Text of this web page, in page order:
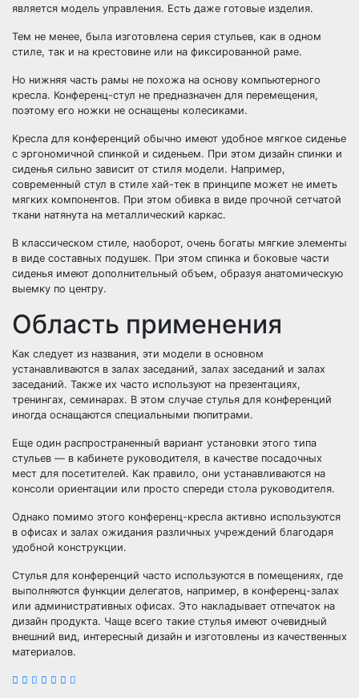
является модель управления. Есть даже готовые изделия.
Тем не менее, была изготовлена ​​серия стульев, как в одном
стиле, так и на крестовине или на фиксированной раме.
Но нижняя часть рамы не похожа на основу компьютерного
кресла. Конференц-стул не предназначен для перемещения,
поэтому его ножки не оснащены колесиками.
Кресла для конференций обычно имеют удобное мягкое сиденье
с эргономичной спинкой и сиденьем. При этом дизайн спинки и
сиденья сильно зависит от стиля модели. Например,
современный стул в стиле хай-тек в принципе может не иметь
мягких компонентов. При этом обивка в виде прочной сетчатой ​​
ткани натянута на металлический каркас.
В классическом стиле, наоборот, очень богаты мягкие элементы
в виде составных подушек. При этом спинка и боковые части
сиденья имеют дополнительный объем, образуя анатомическую
выемку по центру.
Область применения
Как следует из названия, эти модели в основном
устанавливаются в залах заседаний, залах заседаний и залах
заседаний. Также их часто используют на презентациях,
тренингах, семинарах. В этом случае стулья для конференций
иногда оснащаются специальными пюпитрами.
Еще один распространенный вариант установки этого типа
стульев — в кабинете руководителя, в качестве посадочных
мест для посетителей. Как правило, они устанавливаются на
консоли ориентации или просто спереди стола руководителя.
Однако помимо этого конференц-кресла активно используются
в офисах и залах ожидания различных учреждений благодаря
удобной конструкции.
Стулья для конференций часто используются в помещениях, где
выполняются функции делегатов, например, в конференц-залах
или административных офисах. Это накладывает отпечаток на
дизайн продукта. Чаще всего такие стулья имеют очевидный
внешний вид, интересный дизайн и изготовлены из качественных
материалов.